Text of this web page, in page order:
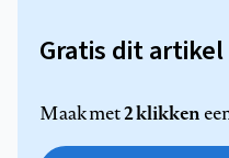
Gratis dit artikel
Maak met2 klikken